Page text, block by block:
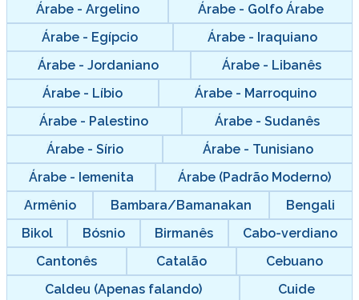
Árabe - Argelino
Árabe - Golfo Árabe
Árabe - Egípcio
Árabe - Iraquiano
Árabe - Jordaniano
Árabe - Libanês
Árabe - Líbio
Árabe - Marroquino
Árabe - Palestino
Árabe - Sudanês
Árabe - Sírio
Árabe - Tunisiano
Árabe - Iemenita
Árabe (Padrão Moderno)
Armênio
Bambara/Bamanakan
Bengali
Bikol
Bósnio Birmanês
Cabo-verdiano
Cantonês
Catalão
Cebuano
Caldeu (Apenas falando)
Cuide